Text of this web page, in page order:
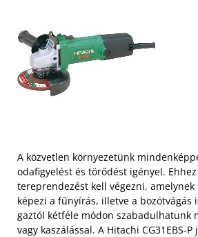
A közvetlen környezetünk
odafigyelést és törődést igényel.
tereprendezést kell végezni, amelynek
képezi a fűnyírás, illetve a bozótvágás
gaztól kétféle módon szabadulhatunk
vagy kaszálással. A Hitachi CG31EBS-